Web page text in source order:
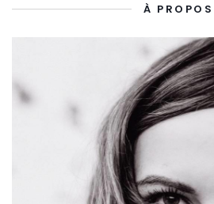
À PROPOS